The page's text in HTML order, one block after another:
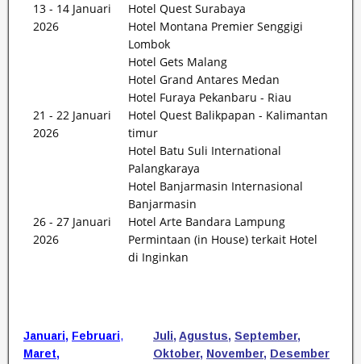
13 - 14 Januari
2026
21 - 22 Januari
2026
26 - 27 Januari
2026
Hotel Quest Surabaya
Hotel Montana Premier Senggigi
Lombok
Hotel Gets Malang
Hotel Grand Antares Medan
Hotel Furaya Pekanbaru - Riau
Hotel Quest Balikpapan - Kalimantan
timur
Hotel Batu Suli International
Palangkaraya
Hotel Banjarmasin Internasional
Banjarmasin
Hotel Arte Bandara Lampung
Permintaan (in House) terkait Hotel
di Inginkan
Januari, Februari,
Maret,
Juli, Agustus, September,
Oktober, November, Desember